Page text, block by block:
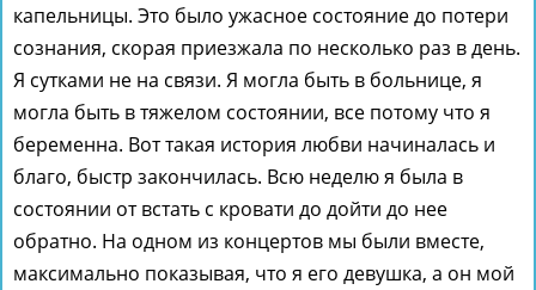
капельницы. Это было ужасное состояние до потери
сознания, скорая приезжала по несколько раз в день.
Я сутками не на связи. Я могла быть в больнице, я
могла быть в тяжелом состоянии, все потому что я
беременна. Вот такая история любви начиналась и
благо, быстр закончилась. Всю неделю я была в
состоянии от встать с кровати до дойти до нее
обратно. На одном из концертов мы были вместе,
максимально показывая, что я его девушка, а он мой